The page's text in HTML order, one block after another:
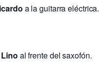
a la guitarra eléctrica.
al frente del saxofón.